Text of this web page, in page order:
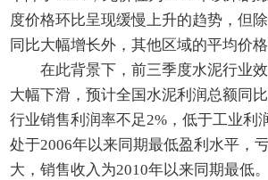
度价格环比呈现缓慢上升的趋势，但
同比大幅增长外，其他区域的平均价
在此背景下，前三季度水泥行业
大幅下滑，预计全国水泥利润总额同
行业销售利润率不足2%，低于工业利
处于2006年以来同期最低盈利水平，
大，销售收入为2010年以来同期最低。